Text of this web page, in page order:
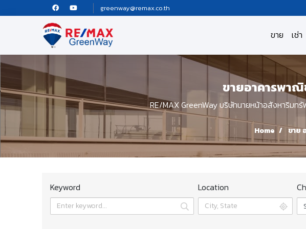
greenway@remax.co.th
ขาย เช่า
ขายอาคารพา
RE/MAX GreenWay บริษัทนายหน้าอสังหาริมท
Home ขาย
Keyword Location